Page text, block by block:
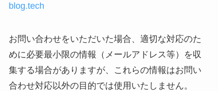
blog.tech
お問い合わせをいただいた場合、適切な対応のた
めに必要最小限の情報（メールアドレス等）を収
集する場合がありますが、これらの情報はお問い
合わせ対応以外の目的では使用いたしません。